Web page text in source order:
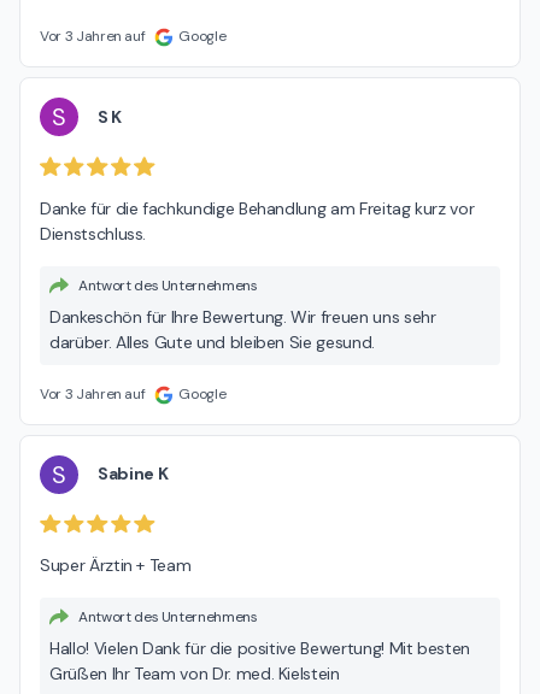
Vor 3 Jahren auf Google
S S K
Danke für die fachkundige Behandlung am Freitag kurz vor
Dienstschluss.
Antwort des Unternehmens
Dankeschön für Ihre Bewertung. Wir freuen uns sehr
darüber. Alles Gute und bleiben Sie gesund.
Vor 3 Jahren auf Google
S Sabine K
Super Ärztin + Team
Antwort des Unternehmens
Hallo! Vielen Dank für die positive Bewertung! Mit besten
Grüßen Ihr Team von Dr. med. Kielstein